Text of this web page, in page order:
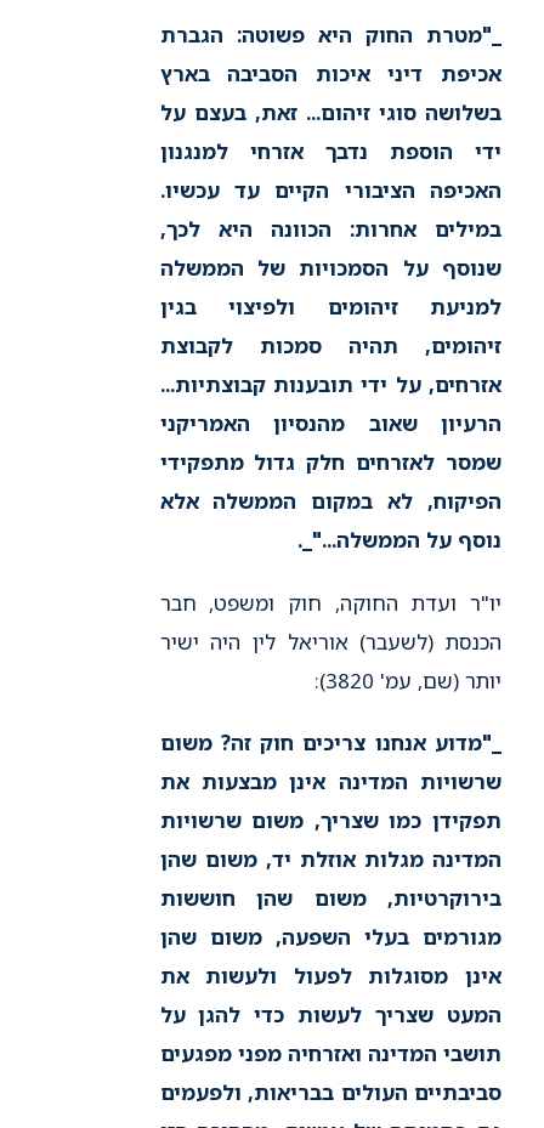
_"מטרת החוק היא פשוטה: הגברת
אכיפת דיני איכות הסביבה בארץ
בשלושה סוגי זיהום... זאת, בעצם על
ידי הוספת נדבך אזרחי למנגנון
האכיפה הציבורי הקיים עד עכשיו.
במילים אחרות: הכוונה היא לכך,
שנוסף על הסמכויות של הממשלה
למניעת זיהומים ולפיצוי בגין
זיהומים, תהיה סמכות לקבוצת
אזרחים, על ידי תובענות קבוצתיות...
הרעיון שאוב מהנסיון האמריקני
שמסר לאזרחים חלק גדול מתפקידי
הפיקוח, לא במקום הממשלה אלא
נוסף על הממשלה..."_ .
יו"ר ועדת החוקה, חוק ומשפט, חבר
הכנסת (לשעבר) אוריאל לין היה ישיר
יותר (שם, עמ' 3820):
_"מדוע אנחנו צריכים חוק זה? משום
שרשויות המדינה אינן מבצעות את
תפקידן כמו שצריך, משום שרשויות
המדינה מגלות אוזלת יד, משום שהן
בירוקרטיות, משום שהן חוששות
מגורמים בעלי השפעה, משום שהן
אינן מסוגלות לפעול ולעשות את
המעט שצריך לעשות כדי להגן על
תושבי המדינה ואזרחיה מפני מפגעים
סביבתיים העולים בבריאות, ולפעמים